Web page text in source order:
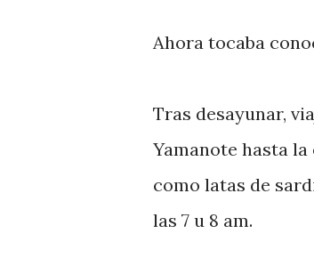
Ahora tocaba
Tras desayunar,
Yamanote hasta
como latas de
las 7 u 8 am.